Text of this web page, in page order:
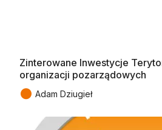
Zinterowane Inwestycje
organizacji pozarządowych
● Adam Dziugieł